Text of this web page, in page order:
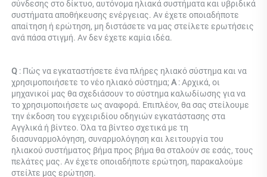
σύνδεσης στο δίκτυο, αυτόνομα ηλιακά συστήματα και υβριδικά
συστήματα αποθήκευσης ενέργειας. Αν έχετε οποιαδήποτε
απαίτηση ή ερώτηση, μη διστάσετε να μας στείλετε ερωτήσεις
ανά πάσα στιγμή. Αν δεν έχετε καμία ιδέα.
Q : Πώς να εγκαταστήσετε ένα πλήρες ηλιακό σύστημα και να
χρησιμοποιήσετε το νέο ηλιακό σύστημα; Α : Αρχικά, οι
μηχανικοί μας θα σχεδιάσουν το σύστημα καλωδίωσης για να
το χρησιμοποιήσετε ως αναφορά. Επιπλέον, θα σας στείλουμε
την έκδοση του εγχειριδίου οδηγιών εγκατάστασης στα
Αγγλικά ή βίντεο. Όλα τα βίντεο σχετικά με τη
διασυναρμολόγηση, συναρμολόγηση και λειτουργία του
ηλιακού συστήματος βήμα προς βήμα θα σταλούν σε εσάς, τους
πελάτες μας. Αν έχετε οποιαδήποτε ερώτηση, παρακαλούμε
στείλτε μας ερώτηση.